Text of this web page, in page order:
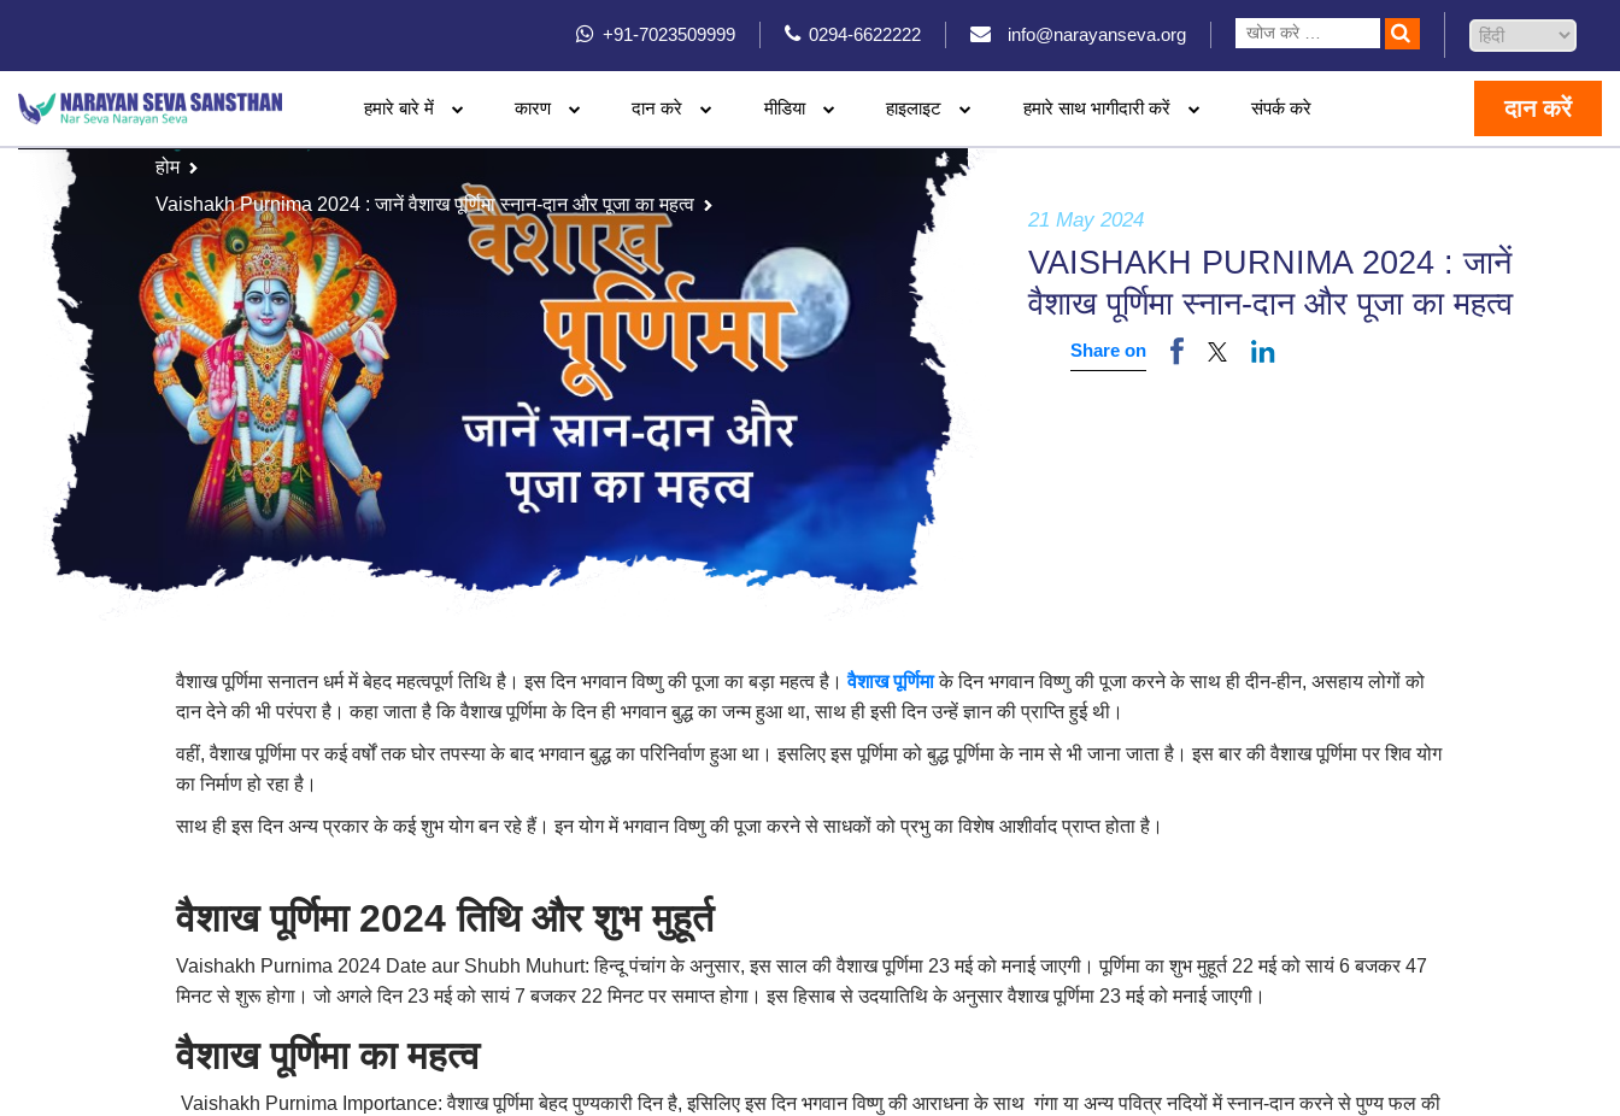
+91-7023509999 0294-6622222 info@narayanseva.org
हमारे बारे में कारण दान करे मीडिया हाइलाइट हमारे साथ भागीदारी करें संपर्क करे दान करें
होम
Vaishakh Purnima 2024 : जानें वैशाख पूर्णिमा स्नान-दान और पूजा का महत्व
21 May 2024
VAISHAKH PURNIMA 2024 : जानें
वैशाख पूर्णिमा स्नान-दान और पूजा का महत्व
Share on
वैशाख पूर्णिमा सनातन धर्म में बेहद महत्वपूर्ण तिथि है। इस दिन भगवान विष्णु की पूजा का बड़ा महत्व है।वैशाख पूर्णिमाके दिन भगवान विष्णु की पूजा करने के साथ ही दीन-हीन,असहाय लोगों को
दान देने की भी परंपरा है। कहा जाता है कि वैशाख पूर्णिमा के दिन ही भगवान बुद्ध का जन्म हुआ था,साथ ही इसी दिन उन्हें ज्ञान की प्राप्ति हुई थी।
वहीं,वैशाख पूर्णिमा पर कई वर्षों तक घोर तपस्या के बाद भगवान बुद्ध का परिनिर्वाण हुआ था। इसलिए इस पूर्णिमा को बुद्ध पूर्णिमा के नाम से भी जाना जाता है। इस बार की वैशाख पूर्णिमा पर शिव योग
का निर्माण हो रहा है।
साथ ही इस दिन अन्य प्रकार के कई शुभ योग बन रहे हैं। इन योग में भगवान विष्णु की पूजा करने से साधकों को प्रभु का विशेष आशीर्वाद प्राप्त होता है।
वैशाख पूर्णिमा 2024 तिथि और शुभ मुहूर्त
Vaishakh Purnima 2024 Date aur Shubh Muhurt: हिन्दू पंचांग के अनुसार,इस साल की वैशाख पूर्णिमा 23 मई को मनाई जाएगी। पूर्णिमा का शुभ मुहूर्त 22 मई को सायं 6 बजकर 47
मिनट से शुरू होगा। जो अगले दिन 23 मई को सायं 7 बजकर 22 मिनट पर समाप्त होगा। इस हिसाब से उदयातिथि के अनुसार वैशाख पूर्णिमा 23 मई को मनाई जाएगी।
वैशाख पूर्णिमा का महत्व
Vaishakh Purnima Importance: वैशाख पूर्णिमा बेहद पुण्यकारी दिन है,इसिलिए इस दिन भगवान विष्णु की आराधना के साथ गंगा या अन्य पवित्र नदियों में स्नान-दान करने से पुण्य फल की